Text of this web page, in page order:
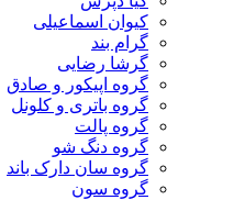
کیوان اسماعیلی
گرام بند
گرشا رضایی
گروه اپیکور و صادق
گروه باتری و کلونل
گروه پالت
گروه دنگ شو
گروه سان دارک باند
گروه سون